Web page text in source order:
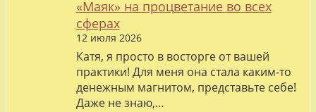
«Маяк» на процветание во всех
сферах
12 июля 2026
Катя, я просто в восторге от вашей
практики! Для меня она стала каким-то
денежным магнитом, представьте себе!
Даже не знаю,…